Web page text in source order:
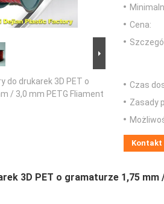
do drukarek 3D PET o
/ 3,0 mm PETG Fliament
Cena:
Czas
Zasady
Kontakt
3D PET o gramaturze 1,75 mm